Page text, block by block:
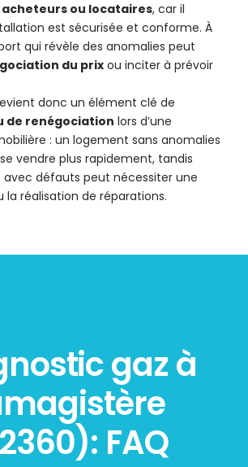
ou locataires, car il
est sécurisée et conforme. À
qui révèle des anomalies peut
du prix ou inciter à prévoir
donc un élément clé de
de renégociation lors d’une
: un logement sans anomalies
vendre plus rapidement, tandis
avec défauts peut nécessiter une
la réalisation de réparations.
gaz à
FAQ